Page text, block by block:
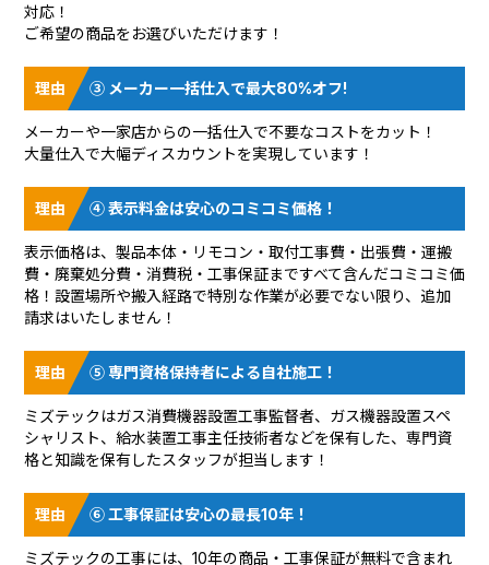
対応！
ご希望の商品をお選びいただけます！
③ メーカー一括仕入で最大80%オフ!
メーカーや一家店からの一括仕入で不要なコストをカット！
大量仕入で大幅ディスカウントを実現しています！
④ 表示料金は安心のコミコミ価格！
表示価格は、製品本体・リモコン・取付工事費・出張費・運搬
費・廃棄処分費・消費税・工事保証まですべて含んだコミコミ価
格！設置場所や搬入経路で特別な作業が必要でない限り、追加
請求はいたしません！
⑤ 専門資格保持者による自社施工！
ミズテックはガス消費機器設置工事監督者、ガス機器設置スペ
シャリスト、給水装置工事主任技術者などを保有した、専門資
格と知識を保有したスタッフが担当します！
⑥ 工事保証は安心の最長10年！
ミズテックの工事には、10年の商品・工事保証が無料で含まれ